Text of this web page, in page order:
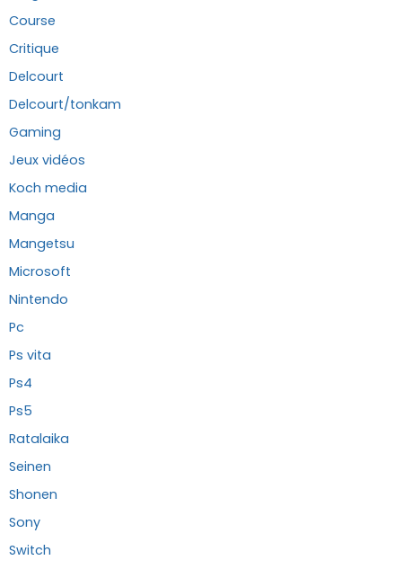
Course
Critique
Delcourt
Delcourt/tonkam
Gaming
Jeux vidéos
Koch media
Manga
Mangetsu
Microsoft
Nintendo
Pc
Ps vita
Ps4
Ps5
Ratalaika
Seinen
Shonen
Sony
Switch